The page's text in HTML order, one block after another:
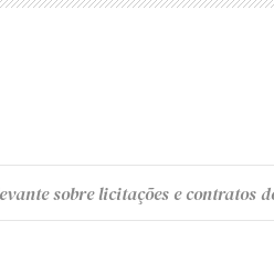
sobre licitações e contratos